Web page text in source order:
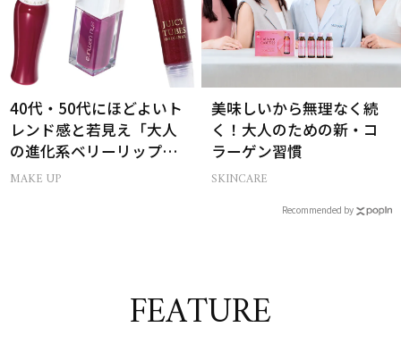
40代・50代にほどよいト
レンド感と若見え「大人
の進化系ベリーリップ」6
選
MAKE UP
美味しいから無理なく続
く！大人のための新・コ
ラーゲン習慣
SKINCARE
Recommended by
FEATURE